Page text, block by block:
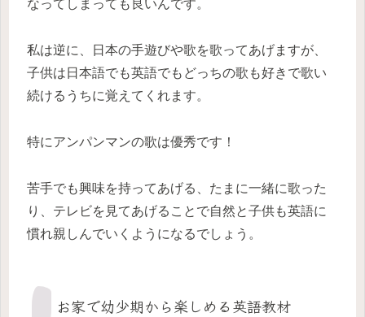
なってしまっても良いんです。
私は逆に、日本の手遊びや歌を歌ってあげますが、
子供は日本語でも英語でもどっちの歌も好きで歌い
続けるうちに覚えてくれます。
特にアンパンマンの歌は優秀です！
苦手でも興味を持ってあげる、たまに一緒に歌った
り、テレビを見てあげることで自然と子供も英語に
慣れ親しんでいくようになるでしょう。
お家で幼少期から楽しめる英語教材